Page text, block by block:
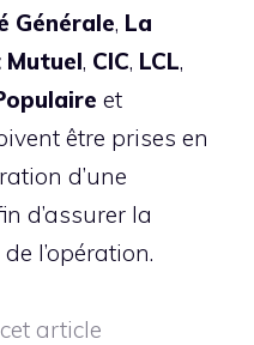
Générale, La
Mutuel, CIC, LCL,
et
être prises en
d’une
d’assurer la
l’opération.
article